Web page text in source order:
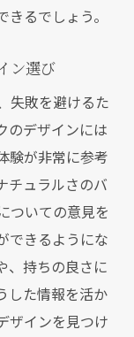
るでしょう。
ン選び
失敗を避けるた
のデザインには
験が非常に参考
チュラルさのバ
ついての意見を
できるようにな
、持ちの良さに
した情報を活か
ザインを見つけ